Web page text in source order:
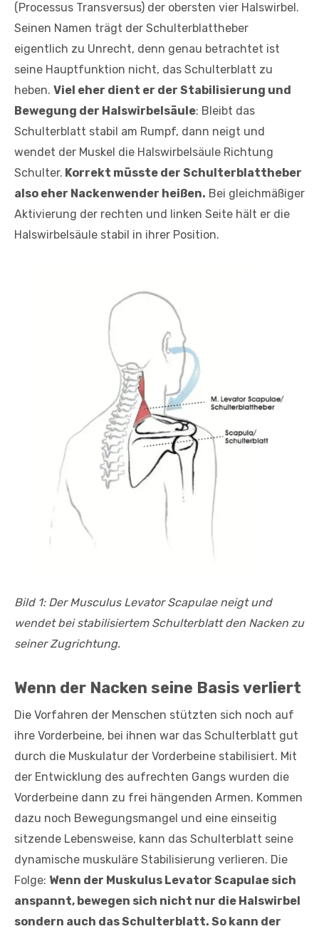
(Processus Transversus) der obersten vier Halswirbel.
Seinen Namen trägt der Schulterblattheber
eigentlich zu Unrecht, denn genau betrachtet ist
seine Hauptfunktion nicht, das Schulterblatt zu
heben. Viel eher dient er der Stabilisierung und
Bewegung der Halswirbelsäule: Bleibt das
Schulterblatt stabil am Rumpf, dann neigt und
wendet der Muskel die Halswirbelsäule Richtung
Schulter. Korrekt müsste der Schulterblattheber
also eher Nackenwender heißen. Bei gleichmäßiger
Aktivierung der rechten und linken Seite hält er die
Halswirbelsäule stabil in ihrer Position.
Bild 1: Der Musculus Levator Scapulae neigt und
wendet bei stabilisiertem Schulterblatt den Nacken zu
seiner Zugrichtung.
Wenn der Nacken seine Basis verliert
Die Vorfahren der Menschen stützten sich noch auf
ihre Vorderbeine, bei ihnen war das Schulterblatt gut
durch die Muskulatur der Vorderbeine stabilisiert. Mit
der Entwicklung des aufrechten Gangs wurden die
Vorderbeine dann zu frei hängenden Armen. Kommen
dazu noch Bewegungsmangel und eine einseitig
sitzende Lebensweise, kann das Schulterblatt seine
dynamische muskuläre Stabilisierung verlieren. Die
Folge: Wenn der Muskulus Levator Scapulae sich
anspannt, bewegen sich nicht nur die Halswirbel
sondern auch das Schulterblatt. So kann der